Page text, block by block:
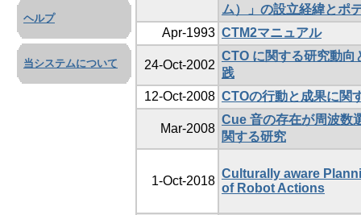
ヘルプ
当システムについて
ム）」の設立経緯とポ
Apr-1993 CTM2マニュアル
24-Oct-2002
CTO に関する研究動向
践
12-Oct-2008 CTOの行動と成果に関
Mar-2008
Cue 音の存在が周波数
関する研究
1-Oct-2018
Culturally aware
of Robot Actions